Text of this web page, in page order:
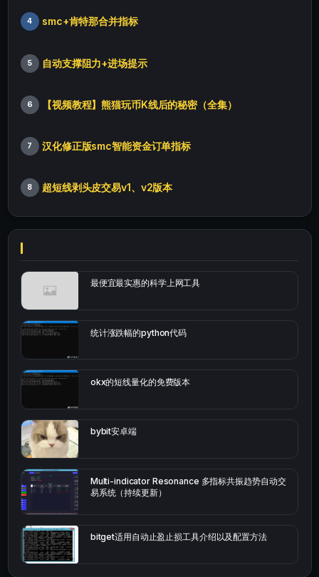
4 smc+肯特那合并指标
5 自动支撑阻力+进场提示
6 【视频教程】熊猫玩币K线后的秘密（全集）
7 汉化修正版smc智能资金订单指标
8 超短线剥头皮交易v1、v2版本
最便宜最实惠的科学上网工具
统计涨跌幅的python代码
okx的短线量化的免费版本
bybit安卓端
Multi-indicator Resonance 多指标共振趋势自动交
易系统（持续更新）
bitget适用自动止盈止损工具介绍以及配置方法